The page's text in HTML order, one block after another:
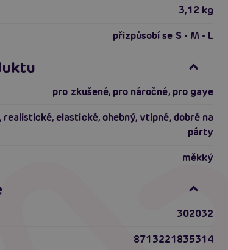
3,12 kg
přizpůsobí se S - M - L
pro zkušené, pro náročné, pro gaye
, realistické,elastické, ohebný, vtipné,dobré na
párty
měkký
302032
8713221835314